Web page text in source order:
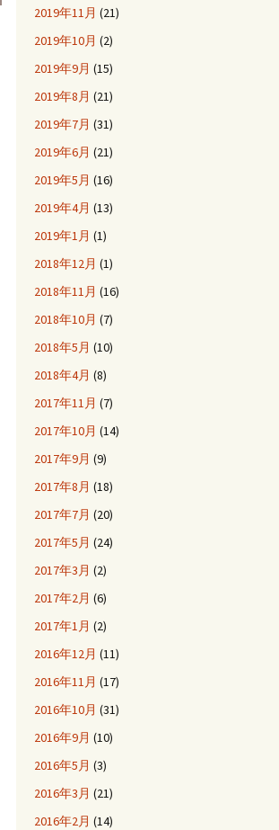
2019年11月 (21)
2019年10月 (2)
2019年9月 (15)
2019年8月 (21)
2019年7月 (31)
2019年6月 (21)
2019年5月 (16)
2019年4月 (13)
2019年1月 (1)
2018年12月 (1)
2018年11月 (16)
2018年10月 (7)
2018年5月 (10)
2018年4月 (8)
2017年11月 (7)
2017年10月 (14)
2017年9月 (9)
2017年8月 (18)
2017年7月 (20)
2017年5月 (24)
2017年3月 (2)
2017年2月 (6)
2017年1月 (2)
2016年12月 (11)
2016年11月 (17)
2016年10月 (31)
2016年9月 (10)
2016年5月 (3)
2016年3月 (21)
2016年2月 (14)